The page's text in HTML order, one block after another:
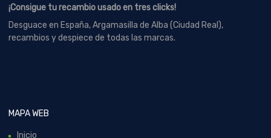
¡Consigue tu recambio usado en tres clicks!
Desguace en España, Argamasilla de Alba (Ciudad Real),
recambios y despiece de todas las marcas.
MAPA WEB
Inicio